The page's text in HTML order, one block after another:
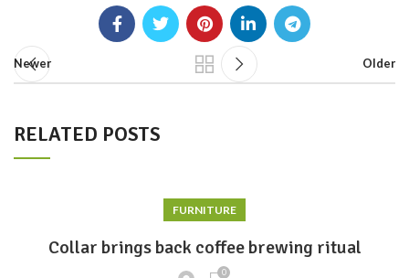
Newer Older
RELATED POSTS
FURNITURE
Collar brings back coffee brewing ritual
0